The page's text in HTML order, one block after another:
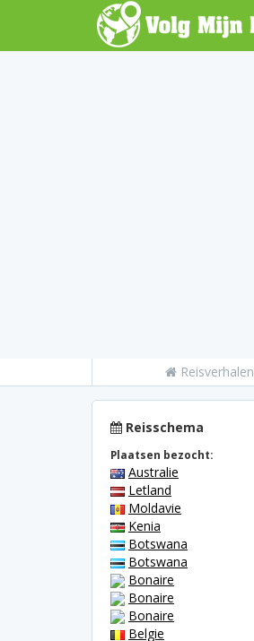
Reisverhalen
Reisschema
Plaatsen bezocht:
Australie
Letland
Moldavie
Kenia
Botswana
Botswana
Bonaire
Bonaire
Bonaire
Belgie